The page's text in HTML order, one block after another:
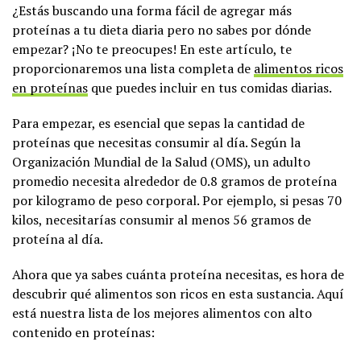
¿Estás buscando una forma fácil de agregar más
proteínas a tu dieta diaria pero no sabes por dónde
empezar? ¡No te preocupes! En este artículo, te
proporcionaremos una lista completa de alimentos ricos
en proteínas que puedes incluir en tus comidas diarias.
Para empezar, es esencial que sepas la cantidad de
proteínas que necesitas consumir al día. Según la
Organización Mundial de la Salud (OMS), un adulto
promedio necesita alrededor de 0.8 gramos de proteína
por kilogramo de peso corporal. Por ejemplo, si pesas 70
kilos, necesitarías consumir al menos 56 gramos de
proteína al día.
Ahora que ya sabes cuánta proteína necesitas, es hora de
descubrir qué alimentos son ricos en esta sustancia. Aquí
está nuestra lista de los mejores alimentos con alto
contenido en proteínas: